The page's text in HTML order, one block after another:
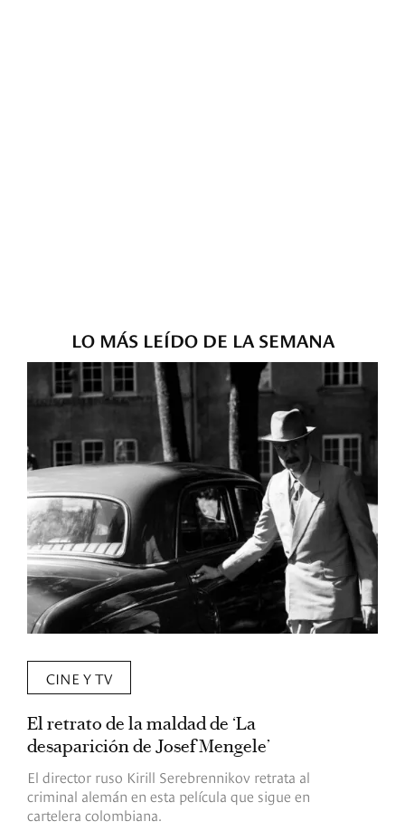
LO MÁS LEÍDO DE LA SEMANA
CINE Y TV
El retrato de la maldad de ‘La
desaparición de Josef Mengele’
El director ruso Kirill Serebrennikov retrata al
criminal alemán en esta película que sigue en
cartelera colombiana.